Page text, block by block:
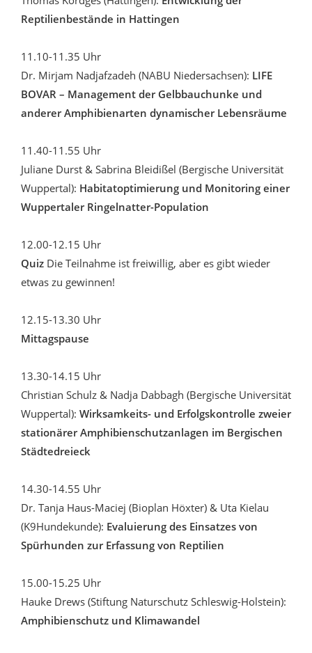
Reptilienbestände in Hattingen
11.10-11.35 Uhr
Dr. Mirjam Nadjafzadeh (NABU Niedersachsen): LIFE
BOVAR – Management der Gelbbauchunke und
anderer Amphibienarten dynamischer Lebensräume
11.40-11.55 Uhr
Juliane Durst & Sabrina Bleidißel (Bergische Universität
Wuppertal): Habitatoptimierung und Monitoring einer
Wuppertaler Ringelnatter-Population
12.00-12.15 Uhr
Quiz Die Teilnahme ist freiwillig, aber es gibt wieder
etwas zu gewinnen!
12.15-13.30 Uhr
Mittagspause
13.30-14.15 Uhr
Christian Schulz & Nadja Dabbagh (Bergische Universität
Wuppertal): Wirksamkeits- und Erfolgskontrolle zweier
stationärer Amphibienschutzanlagen im Bergischen
Städtedreieck
14.30-14.55 Uhr
Dr. Tanja Haus-Maciej (Bioplan Höxter) & Uta Kielau
(K9Hundekunde): Evaluierung des Einsatzes von
Spürhunden zur Erfassung von Reptilien
15.00-15.25 Uhr
Hauke Drews (Stiftung Naturschutz Schleswig-Holstein):
Amphibienschutz und Klimawandel